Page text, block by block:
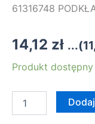
61316748
14,12 zł ...(
Produkt
ilość